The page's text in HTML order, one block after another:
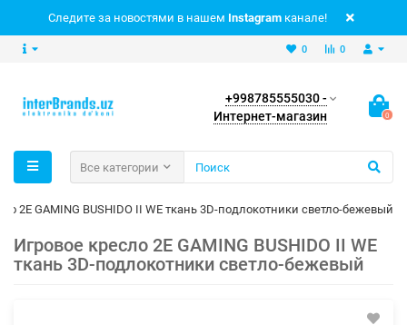
Следите за новостями в нашем Instagram канале!
0
0
+998785555030 -
Интернет-магазин
0
Все категории
2E GAMING BUSHIDO II WE ткань 3D-подлокотники светло-бежевый
Игровое кресло 2E GAMING BUSHIDO II WE
ткань 3D-подлокотники светло-бежевый